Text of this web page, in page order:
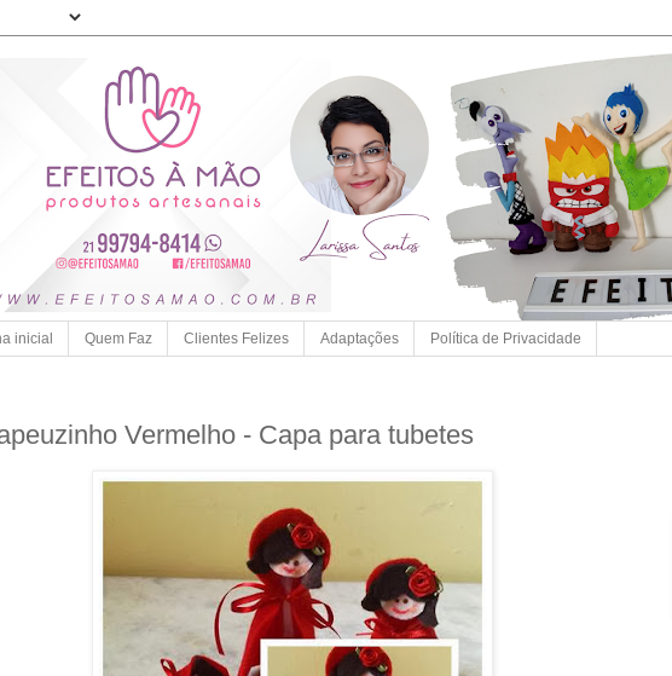
inicial Quem Faz Clientes Felizes Adaptações Política de Privacidade
Vermelho - Capa para tubetes